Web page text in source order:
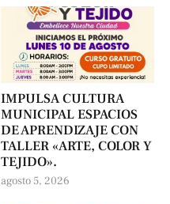
IMPULSA CULTURA
MUNICIPAL ESPACIOS
DE APRENDIZAJE CON
TALLER «ARTE, COLOR Y
TEJIDO».
agosto 5, 2026